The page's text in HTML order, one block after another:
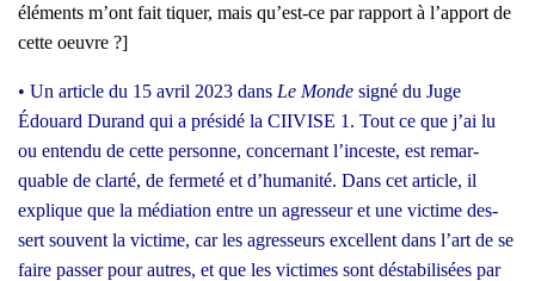
élé­ments m’ont fait tiquer, mais qu’est-ce par rap­port à l’ap­port de
cette oeuvre ?]
• Un article du 15 avril 2023 dans Le Monde signé du Juge
Édouard Durand qui a pré­si­dé la CIIVISE 1. Tout ce que j’ai lu
ou enten­du de cette per­sonne, concer­nant l’inceste, est remar­
quable de clar­té, de fer­me­té et d’humanité. Dans cet article, il
explique que la média­tion entre un agres­seur et une vic­time des­
sert sou­vent la vic­time, car les agres­seurs excellent dans l’art de se
faire pas­ser pour autres, et que les vic­times sont désta­bi­li­sées par